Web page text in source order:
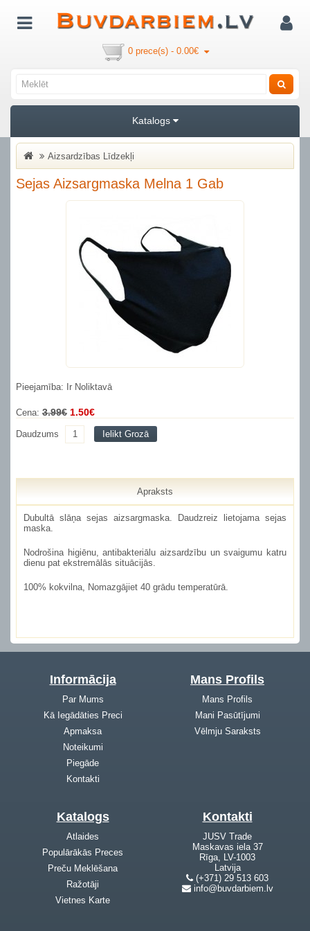
0 prece(s) - 0.00€
Katalogs
Aizsardzības Līdzekļi
Sejas Aizsargmaska Melna 1 Gab
Pieejamība: Ir Noliktavā
Cena: 3.99€ 1.50€
Daudzums Ielikt Grozā
Apraksts
Dubultā slāņa sejas aizsargmaska. Daudzreiz lietojama sejas
maska.
Nodrošina higiēnu, antibakteriālu aizsardzību un svaigumu katru
dienu pat ekstremālās situācijās.
100% kokvilna, Nomazgājiet 40 grādu temperatūrā.
Informācija
Par Mums
Kā Iegādāties Preci
Apmaksa
Noteikumi
Piegāde
Kontakti
Mans Profils
Mans Profils
Mani Pasūtījumi
Vēlmju Saraksts
Katalogs
Atlaides
Populārākās Preces
Preču Meklēšana
Ražotāji
Vietnes Karte
Kontakti
JUSV Trade
Maskavas iela 37
Rīga, LV-1003
Latvija
(+371) 29 513 603
info@buvdarbiem.lv